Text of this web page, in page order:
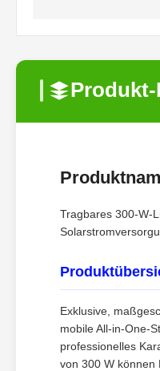
Tragbares 300-W-
Exklusive,
mobile All-in-One-
professionelles
von 300 W können